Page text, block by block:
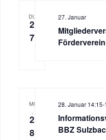
DI.
2
7
27. Januar
MI
2
8
BBZ
28. Januar 14:15-